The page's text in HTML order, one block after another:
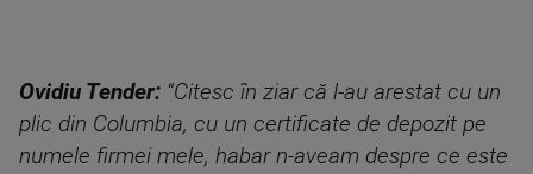
Ovidiu Tender: “Citesc în ziar că l-au arestat cu un
plic din Columbia, cu un certificate de depozit pe
numele firmei mele, habar n-aveam despre ce este